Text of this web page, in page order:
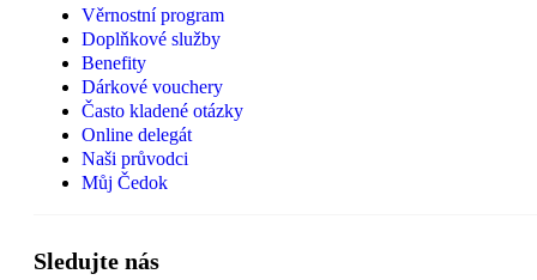
Věrnostní program
Doplňkové služby
Benefity
Dárkové vouchery
Často kladené otázky
Online delegát
Naši průvodci
Můj Čedok
Sledujte nás